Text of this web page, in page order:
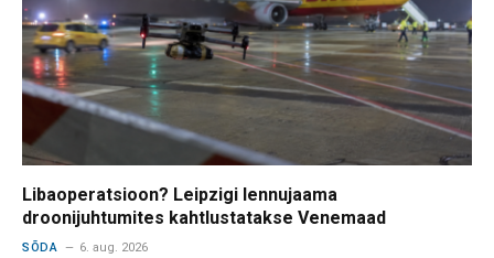
Libaoperatsioon? Leipzigi lennujaama
droonijuhtumites kahtlustatakse Venemaad
SÕDA 6. aug. 2026